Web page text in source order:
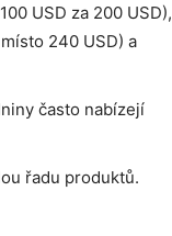
USD za 200 USD),
240 USD) a
často nabízejí
řadu produktů.